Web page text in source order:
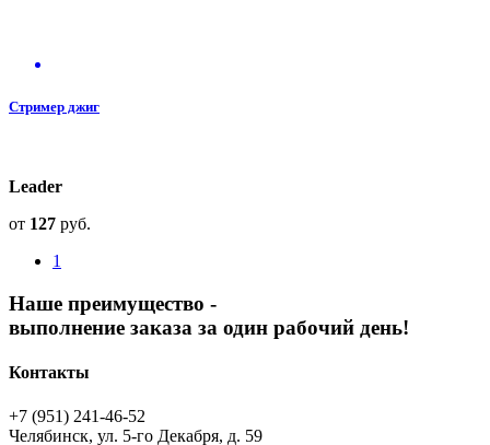
Стример джиг
Leader
от 127 руб.
1
Наше преимущество -
выполнение заказа за один рабочий день!
Контакты
+7 (951) 241-46-52
Челябинск, ул. 5-го Декабря, д. 59